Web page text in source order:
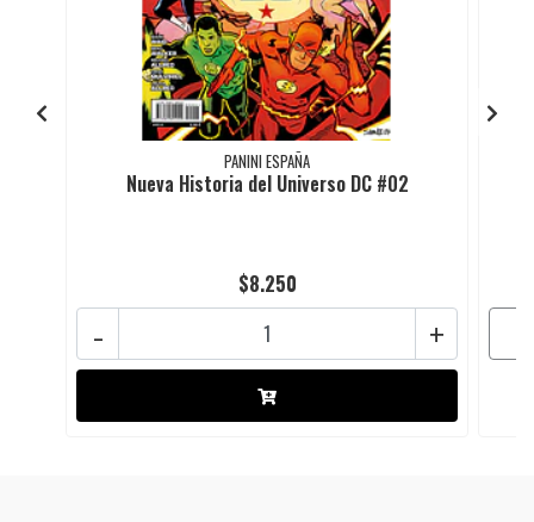
PANINI ESPAÑA
Nueva Historia del Universo DC #02
$8.250
+
-